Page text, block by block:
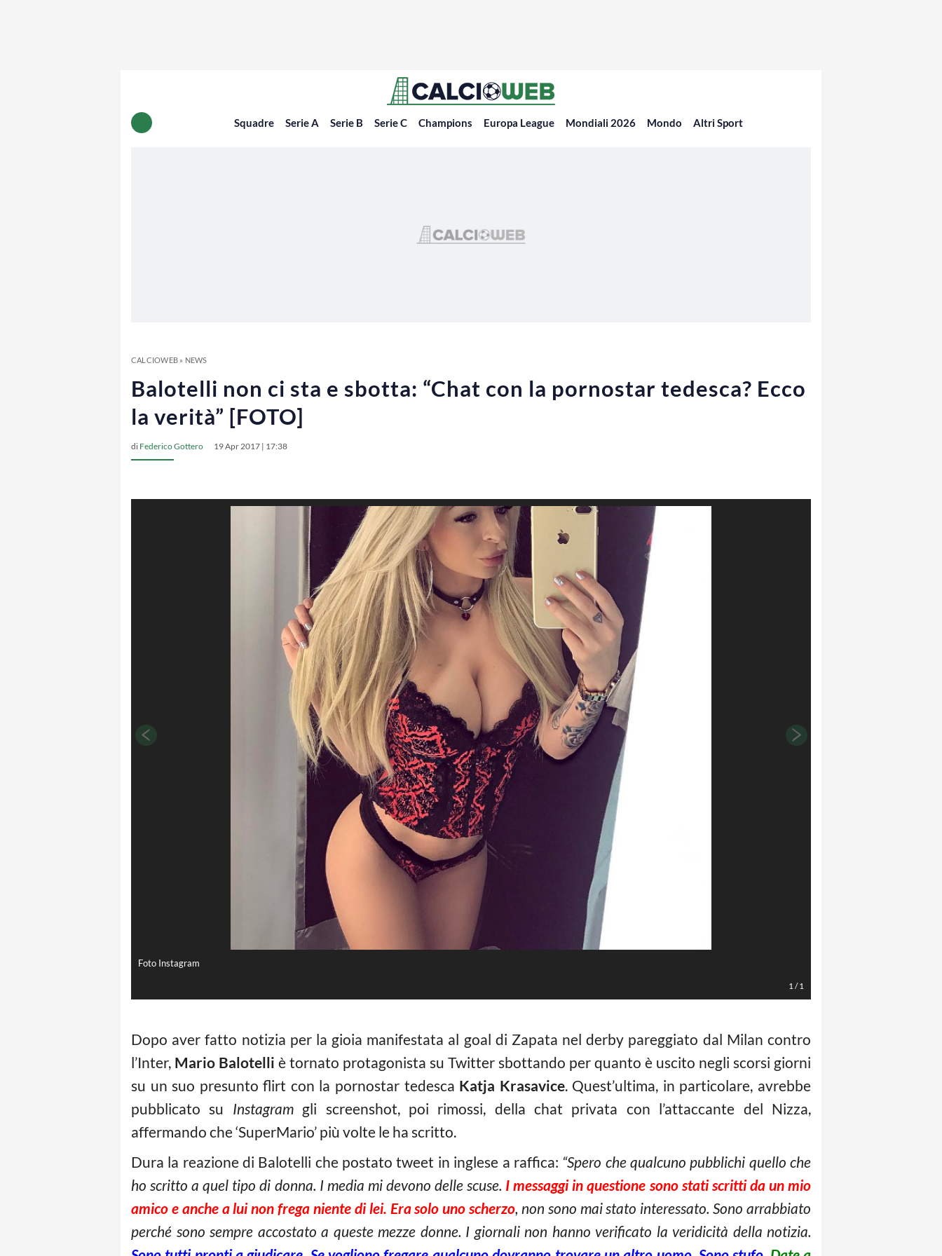
Squadre Serie A Serie B Serie C Champions Europa League Mondiali 2026 Mondo Altri Sport
CALCIOWEB» NEWS
Balotelli non ci sta e sbotta: “Chat con la pornostar tedesca? Ecco
la verità” [FOTO]
di Federico Gottero 19 Apr 2017 | 17:38
Foto Instagram
1/1
Dopo aver fatto notizia per la gioia manifestata al goal di Zapata nel derby pareggiato dal Milan contro
l’Inter, Mario Balotelli è tornato protagonista su Twitter sbottando per quanto è uscito negli scorsi giorni
su un suo presunto flirt con la pornostar tedesca Katja Krasavice. Quest’ultima, in particolare, avrebbe
pubblicato su Instagramgli screenshot, poi rimossi, della chat privata con l’attaccante del Nizza,
affermando che ‘SuperMario’ più volte le ha scritto.
Dura la reazione di Balotelli che postato tweet in inglese a raffica: “Spero che qualcuno pubblichi quello che
ho scritto a quel tipo di donna. I media mi devono delle scuse. I messaggi in questione sono stati scritti da un mio
amico e anche a lui non frega niente di lei. Era solo uno scherzo, non sono mai stato interessato. Sono arrabbiato
perché sono sempre accostato a queste mezze donne. I giornali non hanno verificato la veridicità della notizia.